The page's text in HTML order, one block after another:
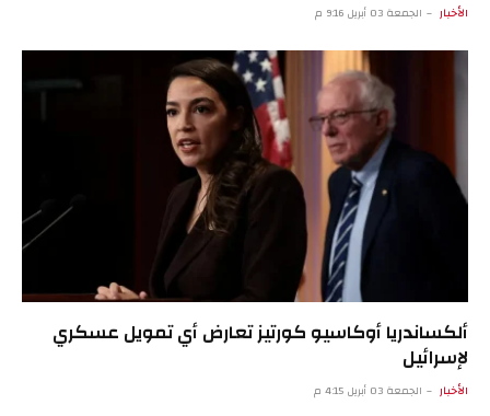
الأخبار الجمعة 03 أبريل 9:16 م
ألكساندريا أوكاسيو كورتيز تعارض أي تمويل عسكري
لإسرائيل
الأخبار الجمعة 03 أبريل 4:15 م